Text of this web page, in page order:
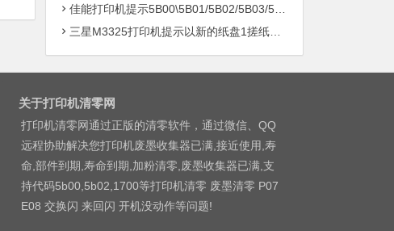
佳能打印机提示5B00\5B01/5B02/5B03/5B04/5B11/5B12/5B13/5B14/1700/1702/1703/1704
三星M3325打印机提示以新的纸盘1搓纸轮进行更换
关于打印机清零网
打印机清零网通过正版的清零软件，通过微信、QQ
远程协助解决您打印机废墨收集器已满,接近使用,寿
命,部件到期,寿命到期,加粉清零,废墨收集器已满,支
持代码5b00,5b02,1700等打印机清零 废墨清零 P07
E08 交换闪 来回闪 开机没动作等问题!